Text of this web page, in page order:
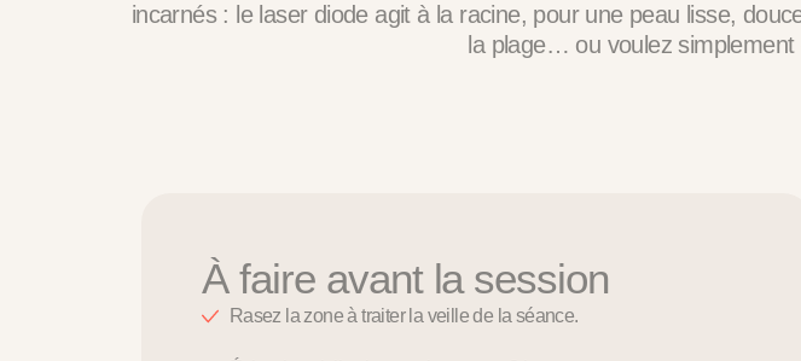
incarnés : le laser diode agit à la racine, pour une peau lisse,
la plage… ou voulez simplement
À faire avant la session
Rasez la zone à traiter la veille de la séance.